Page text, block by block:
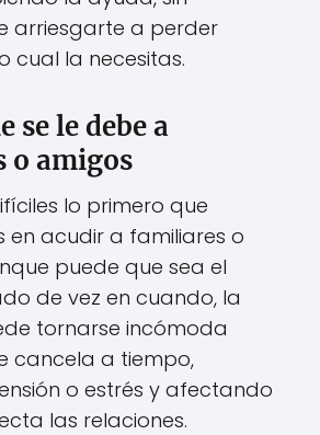
arriesgarte a perder
cual la necesitas.
se le debe a
o amigos
lo primero que
en acudir a familiares o
puede que sea el
de vez en cuando, la
tornarse incómoda
cancela a tiempo,
o estrés y afectando
las relaciones.